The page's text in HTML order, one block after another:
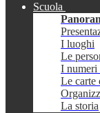
Scuola
I luoghi
Le
I numeri
Le carte
La storia